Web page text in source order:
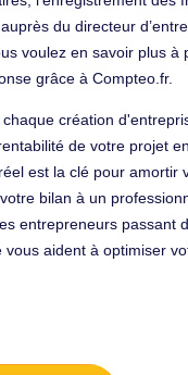
du directeur
voulez en savoir plus à
grâce à Compteo.fr.
création
de votre projet
est la clé pour amortir
bilan à un
entrepreneurs passant
aident à optimiser